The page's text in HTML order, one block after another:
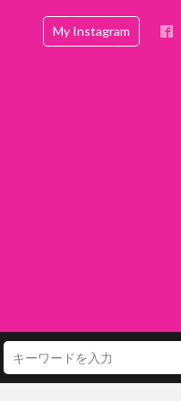
My Instagram